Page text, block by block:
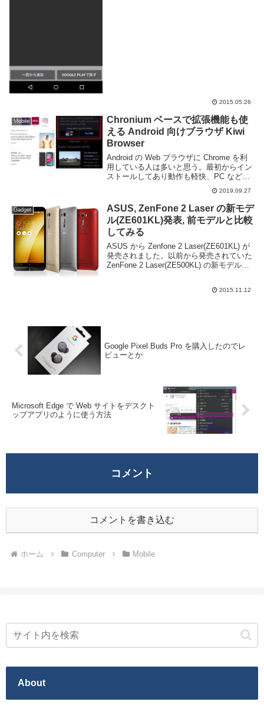
2015.05.26
Mobile
Chronium ベースで拡張機能も使
える Android 向けブラウザ Kiwi
Browser
Android の Web ブラウザに Chrome を利
用している人は多いと思う。最初からイン
ストールしてあり動作も軽快、PC など他
のデバイスと同期を取れるという利点はあ
るもの、PC 版と比べると拡張機能が利用
できないために拡張性も低く...
2019.09.27
Gadget
ASUS, ZenFone 2 Laser の新モデ
ル(ZE601KL)発表, 前モデルと比較
してみる
ASUS から Zenfone 2 Laser(ZE601KL) が
発売されました。以前から発売されていた
ZenFone 2 Laser(ZE500KL) の新モデルの
2015.11.12
Google Pixel Buds Pro を購入したのでレ
ビューとか
Microsoft Edge で Web サイトをデスクト
ップアプリのように使う方法
コメント
コメントを書き込む
ホーム Computer Mobile
About